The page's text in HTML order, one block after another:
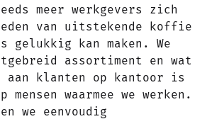
meer werkgevers zich
van uitstekende koffie
gelukkig kan maken. We
assortiment en wat
aan klanten op kantoor is
mensen waarmee we werken.
we eenvoudig